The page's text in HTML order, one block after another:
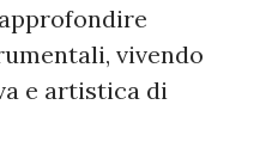
vivendo
e artistica di